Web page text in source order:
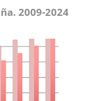
2009-2024